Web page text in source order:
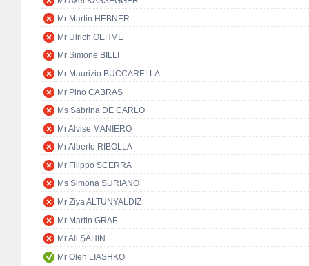
Mr Martin HEBNER
Mr Ulrich OEHME
Mr Simone BILLI
Mr Maurizio BUCCARELLA
Mr Pino CABRAS
Ms Sabrina DE CARLO
Mr Alvise MANIERO
Mr Alberto RIBOLLA
Mr Filippo SCERRA
Ms Simona SURIANO
Mr Ziya ALTUNYALDIZ
Mr Martin GRAF
Mr Ali ŞAHİN
Mr Oleh LIASHKO